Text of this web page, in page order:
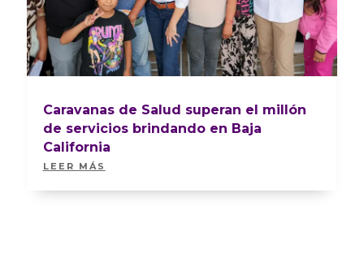
Caravanas de Salud superan el millón
de servicios brindando en Baja
California
LEER MÁS